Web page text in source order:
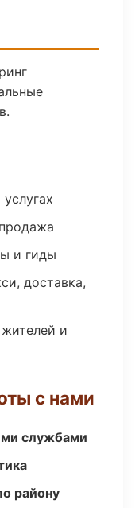
и гиды
доставка,
и
с нами
службами
району